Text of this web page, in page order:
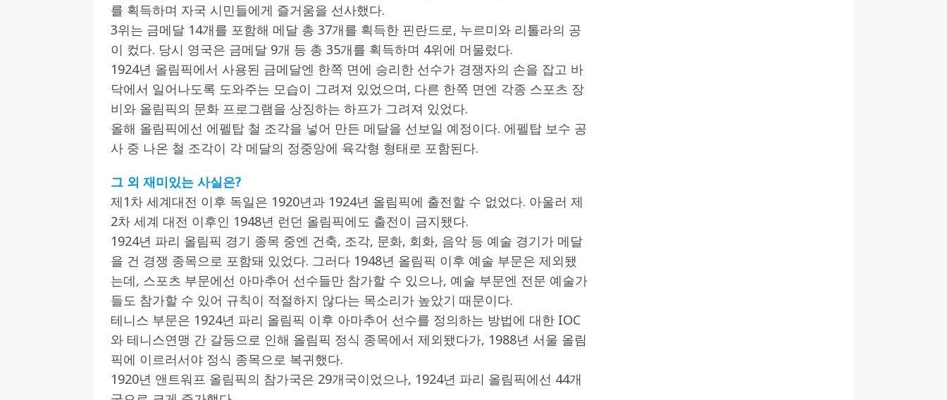
를 획득하며 자국 시민들에게 즐거움을 선사했다.
3위는 금메달 14개를 포함해 메달 총 37개를 획득한 핀란드로, 누르미와 리톨라의 공
이 컸다. 당시 영국은 금메달 9개 등 총 35개를 획득하며 4위에 머물렀다.
1924년 올림픽에서 사용된 금메달엔 한쪽 면에 승리한 선수가 경쟁자의 손을 잡고 바
닥에서 일어나도록 도와주는 모습이 그려져 있었으며, 다른 한쪽 면엔 각종 스포츠 장
비와 올림픽의 문화 프로그램을 상징하는 하프가 그려져 있었다.
올해 올림픽에선 에펠탑 철 조각을 넣어 만든 메달을 선보일 예정이다. 에펠탑 보수 공
사 중 나온 철 조각이 각 메달의 정중앙에 육각형 형태로 포함된다.
그 외 재미있는 사실은?
제1차 세계대전 이후 독일은 1920년과 1924년 올림픽에 출전할 수 없었다. 아울러 제
2차 세계 대전 이후인 1948년 런던 올림픽에도 출전이 금지됐다.
1924년 파리 올림픽 경기 종목 중엔 건축, 조각, 문화, 회화, 음악 등 예술 경기가 메달
을 건 경쟁 종목으로 포함돼 있었다. 그러다 1948년 올림픽 이후 예술 부문은 제외됐
는데, 스포츠 부문에선 아마추어 선수들만 참가할 수 있으나, 예술 부문엔 전문 예술가
들도 참가할 수 있어 규칙이 적절하지 않다는 목소리가 높았기 때문이다.
테니스 부문은 1924년 파리 올림픽 이후 아마추어 선수를 정의하는 방법에 대한 IOC
와 테니스연맹 간 갈등으로 인해 올림픽 정식 종목에서 제외됐다가, 1988년 서울 올림
픽에 이르러서야 정식 종목으로 복귀했다.
1920년 앤트워프 올림픽의 참가국은 29개국이었으나, 1924년 파리 올림픽에선 44개